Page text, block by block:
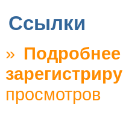
Ссылки
» Подробнее
просмотров